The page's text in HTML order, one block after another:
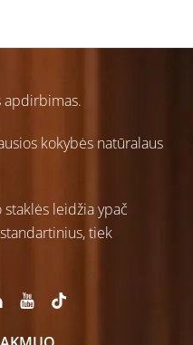
apdirbimas.
kokybės natūralaus
leidžia ypač
tiek